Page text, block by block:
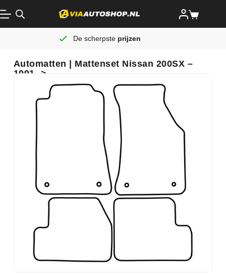
De scherpste prijzen
Automatten | Mattenset Nissan 200SX –
1991 ->